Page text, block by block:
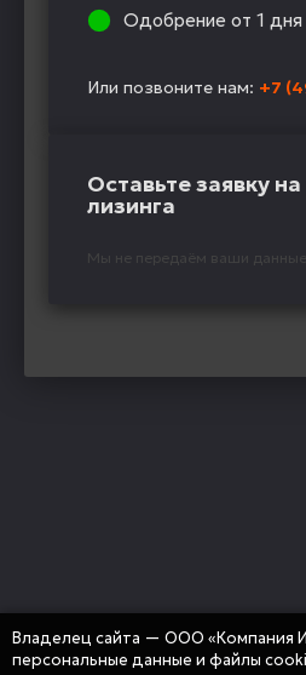
Одобрение от 1 дня
Или позвоните нам: +7
Оставьте заявку
лизинга
Мы не передаём ваши данные
Владелец сайта — ООО «Компания
персональные данные и файлы